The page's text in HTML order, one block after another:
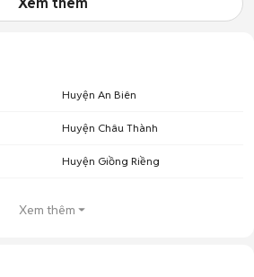
Huyện An Biên
Huyện Châu Thành
Huyện Giồng Riềng
Xem thêm